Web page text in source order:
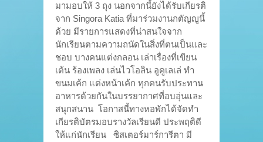
มามอบให้ 3 ถุง นอกจากนี้ยังได้รับเกียรติ
จาก Singora Katia ที่มาร่วมงานกตัญญูนี้
ด้วย มีรายการแสดงที่น่าสนใจจาก
นักเรียนตามความถนัดในสิ่งที่ตนเป็นและ
ชอบ บางคนแต่งกลอน เล่าเรื่องที่เขียน
เต้น ร้องเพลง เล่นไวโอลิน อูคูเลเล่ ทำ
ขนมเค้ก แต่งหน้าเค้ก ทุกคนรับประทาน
อาหารด้วยกันในบรรยากาศที่อบอุ่นและ
สนุกสนาน โอกาสนี้ทางหอพักได้จัดทำ
เกียรติบัตรมอบรางวัลเรียนดี ประพฤติดี
ให้แก่นักเรียน ซิสเตอร์มาร์การีตา มี